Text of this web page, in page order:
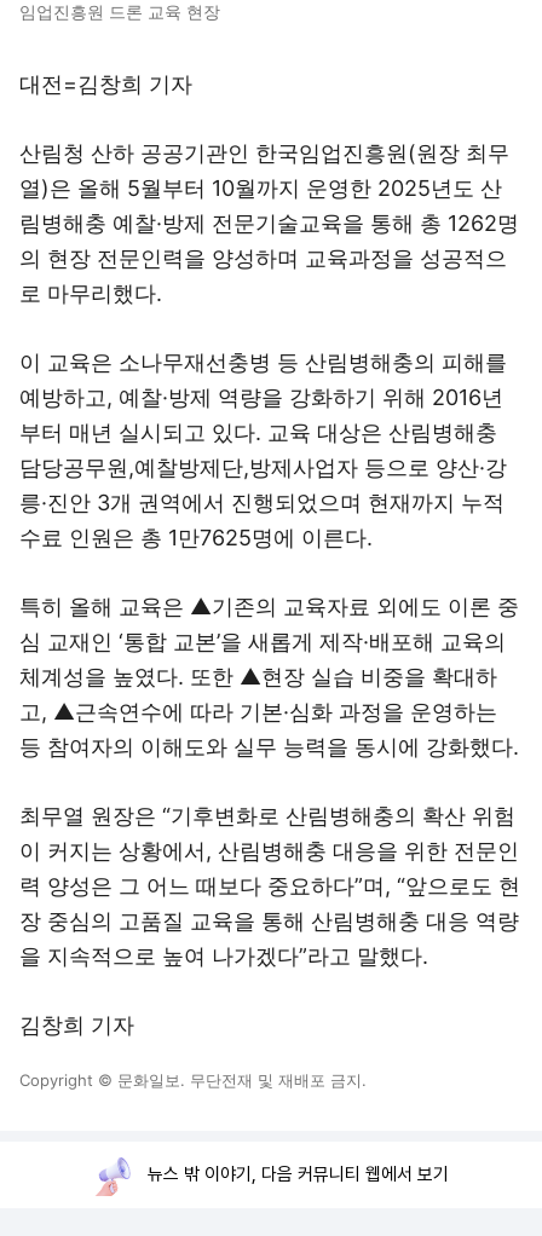
임업진흥원 드론 교육 현장
대전=김창희 기자
산림청 산하 공공기관인 한국임업진흥원(원장 최무
열)은 올해 5월부터 10월까지 운영한 2025년도 산
림병해충 예찰·방제 전문기술교육을 통해 총 1262명
의 현장 전문인력을 양성하며 교육과정을 성공적으
로 마무리했다.
이 교육은 소나무재선충병 등 산림병해충의 피해를
예방하고, 예찰·방제 역량을 강화하기 위해 2016년
부터 매년 실시되고 있다. 교육 대상은 산림병해충
담당공무원,예찰방제단,방제사업자 등으로 양산·강
릉·진안 3개 권역에서 진행되었으며 현재까지 누적
수료 인원은 총 1만7625명에 이른다.
특히 올해 교육은 ▲기존의 교육자료 외에도 이론 중
심 교재인 ‘통합 교본’을 새롭게 제작·배포해 교육의
체계성을 높였다. 또한 ▲현장 실습 비중을 확대하
고, ▲근속연수에 따라 기본·심화 과정을 운영하는
등 참여자의 이해도와 실무 능력을 동시에 강화했다.
최무열 원장은 “기후변화로 산림병해충의 확산 위험
이 커지는 상황에서, 산림병해충 대응을 위한 전문인
력 양성은 그 어느 때보다 중요하다”며, “앞으로도 현
장 중심의 고품질 교육을 통해 산림병해충 대응 역량
을 지속적으로 높여 나가겠다”라고 말했다.
김창희 기자
Copyright © 문화일보. 무단전재 및 재배포 금지.
뉴스 밖 이야기, 다음 커뮤니티 웹에서 보기